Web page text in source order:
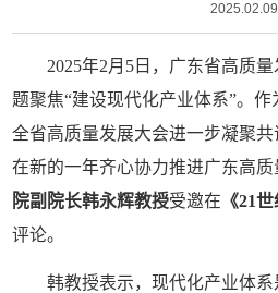
2025.02.09
2025年2月5日，广东省高质
题聚焦“建设现代化产业体系”。作
全省高质量发展大会进一步凝聚
在新的一年齐心协力推进广东高
院副院长韩永辉教授受邀在 《21
评论。
韩教授表示，现代化产业体